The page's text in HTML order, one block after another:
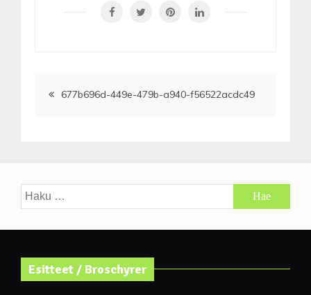
Artikkelien
677b696d-449e-479b-a940-f56522acdc49
Haku:
Esitteet / Broschyrer